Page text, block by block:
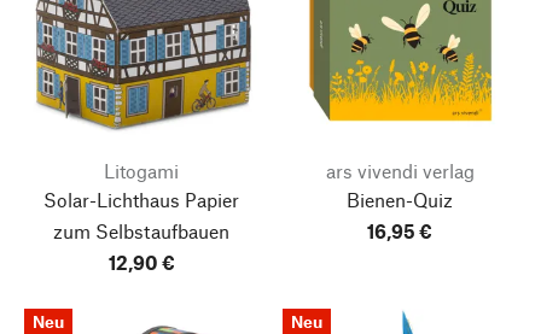
Litogami
Solar-Lichthaus Papier
zum Selbstaufbauen
12,90 €
ars vivendi verlag
Bienen-Quiz
16,95 €
Neu Neu